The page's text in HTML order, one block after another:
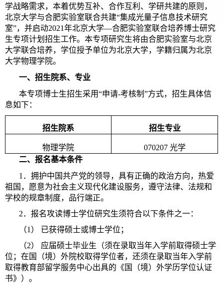
学战略需求，本着优势互补、合作互利、学研共建的原则，
北京大学与合肥实验室联合共建“集成光量子信息技术研究
室”，并启动2021年北京大学—合肥实验室联合培养博士研究
生专项计划招生工作。本专项研究生将由合肥实验室与北京
大学联合培养，学位授予单位为北京大学，学籍归属为北京
大学物理学院。
一、招生院系、专业
本专项博士生招生采用“申请-考核制”方式，招生具体信
息如下：
招生院系 招生专业
物理学院
070207 光学
二、报名基本条件
1．拥护中国共产党的领导，具有正确的政治方向，热爱
祖国，愿意为社会主义现代化建设服务，遵守法律、法规和
学校的规章制度，品行端正。
2． 报名攻读博士学位研究生须符合以下条件之一：
（1） 已获得硕士或博士学位；
（2） 应届硕士毕业生（须在录取当年入学前取得硕士学
位；在国（境）外院校取得学位者，还须在录取当年入学前
取得教育部留学服务中心出具的《国（境）外学历学位认证
书》）。